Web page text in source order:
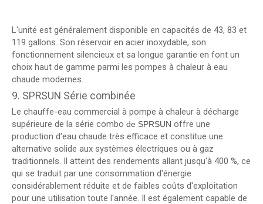
L'unité est généralement disponible en capacités de 43, 83 et
119 gallons. Son réservoir en acier inoxydable, son
fonctionnement silencieux et sa longue garantie en font un
choix haut de gamme parmi les pompes à chaleur à eau
chaude modernes.
9. SPRSUN Série combinée
Le chauffe-eau commercial à pompe à chaleur à décharge
supérieure de la série combo de SPRSUN offre une
production d'eau chaude très efficace et constitue une
alternative solide aux systèmes électriques ou à gaz
traditionnels. Il atteint des rendements allant jusqu'à 400 %, ce
qui se traduit par une consommation d'énergie
considérablement réduite et de faibles coûts d'exploitation
pour une utilisation toute l'année. Il est également capable de